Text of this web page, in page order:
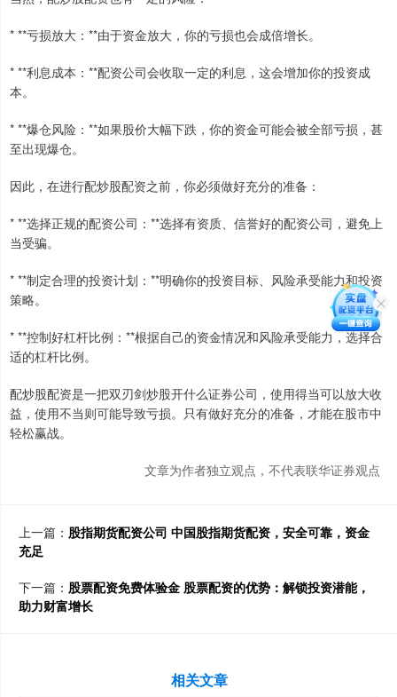
* **亏损放大：**由于资金放大，你的亏损也会成倍增长。
* **利息成本：**配资公司会收取一定的利息，这会增加你的投资成
本。
* **爆仓风险：**如果股价大幅下跌，你的资金可能会被全部亏损，甚
至出现爆仓。
因此，在进行配炒股配资之前，你必须做好充分的准备：
* **选择正规的配资公司：**选择有资质、信誉好的配资公司，避免上
当受骗。
* **制定合理的投资计划：**明确你的投资目标、风险承受能力和投资
策略。
* **控制好杠杆比例：**根据自己的资金情况和风险承受能力，选择合
适的杠杆比例。
配炒股配资是一把双刃剑炒股开什么证券公司，使用得当可以放大收
益，使用不当则可能导致亏损。只有做好充分的准备，才能在股市中
轻松赢战。
文章为作者独立观点，不代表联华证券观点
上一篇： 股指期货配资公司 中国股指期货配资，安全可靠，资金
充足
下一篇： 股票配资免费体验金 股票配资的优势：解锁投资潜能，
助力财富增长
相关文章